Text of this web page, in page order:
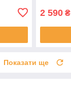
2 590 ₴
Показати ще